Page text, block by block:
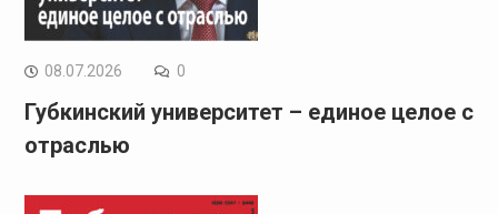
08.07.2026 0
Губкинский университет – единое целое с
отраслью